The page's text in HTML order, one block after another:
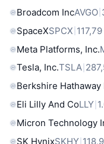
Broadcom IncAVGO
SpaceXSPCX
Meta Platforms, Inc.
Tesla, Inc.TSLA
Berkshire Hathaway
Eli Lilly And CoLLY
Micron Technology
SK HynixSKHY